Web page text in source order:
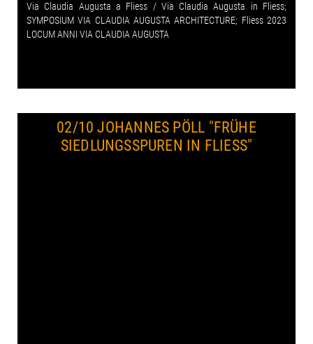
Via Claudia Augusta a Fliess / Via Claudia Augusta in Fliess;
SYMPOSIUM VIA CLAUDIA AUGUSTA ARCHITECTURE; Fliess 2023
LOCUM ANNI VIA CLAUDIA AUGUSTA
02/10 JOHANNES PÖLL "FRÜHE
SIEDLUNGSSPUREN IN FLIESS"